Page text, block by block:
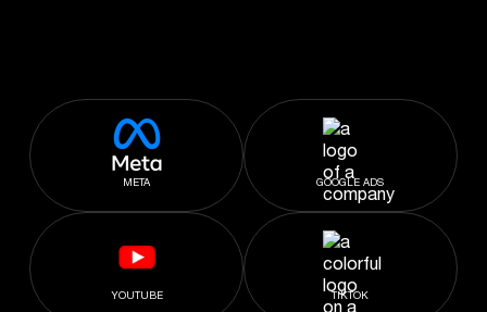
META GOOGLE ADS
YOUTUBE TIKTOK